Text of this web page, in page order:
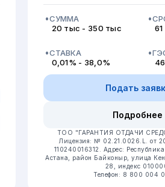
СУММА
20 тыс - 350 тыс
СТАВКА
0,01% - 38,0%
Подать
Подробнее
ТОО "ГАРАНТИЯ ОТДАЧИ
Лицензия: № 02.21.0026.L. от
110240016312. Адрес:
Астана, район Байконыр, улица
28, индекс
Телефон: 8 800 004